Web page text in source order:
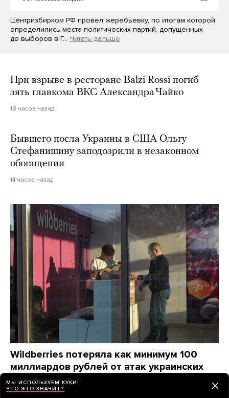
Центризбирком РФ провел жеребьевку, по итогам которой
определились места политических партий, допущенных
до выборов в Г… Читать дальше
При взрыве в ресторане Balzi Rossi погиб
зять главкома ВКС Александра Чайко
18 часов назад
Бывшего посла Украины в США Ольгу
Стефанишину заподозрили в незаконном
обогащении
14 часов назад
Wildberries потеряла как минимум 100
миллиардов рублей от атак украинских
дронов. Компания станет убыточной
на годы, ей придется «переизобретать
МЫ ИСПОЛЬЗУЕМ КУКИ!
ЧТО ЭТО ЗНАЧИТ?